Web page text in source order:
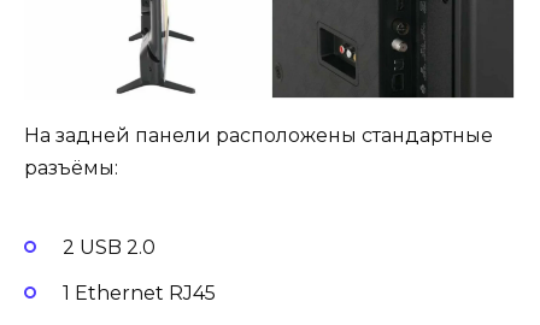
На задней панели расположены стандартные
разъёмы:
2 USB 2.0
1 Ethernet RJ45